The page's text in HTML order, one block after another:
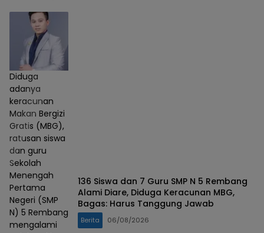
Diduga
adanya
keracunan
Makan Bergizi
Gratis (MBG),
ratusan siswa
dan guru
Sekolah
Menengah
Pertama
Negeri (SMP
N) 5 Rembang
mengalami
136 Siswa dan 7 Guru SMP N 5 Rembang
Alami Diare, Diduga Keracunan MBG,
Bagas: Harus Tanggung Jawab
Berita 06/08/2026